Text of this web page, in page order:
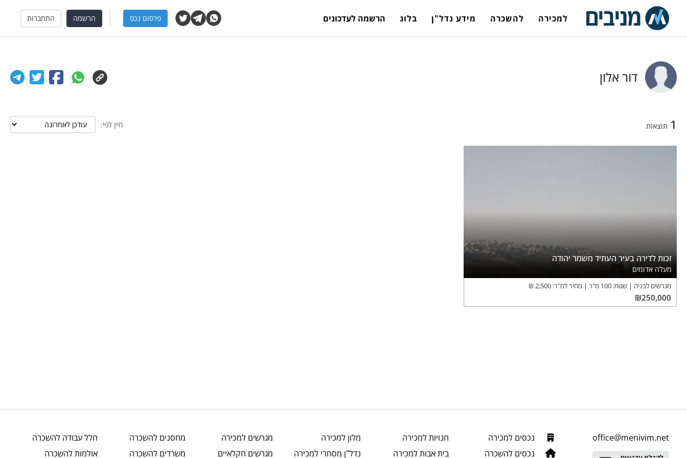
למכירה להשכרה מידע נדל"ן בלוג הרשמה לעדכונים פרסום נכס הרשמה התחברות
דור אלון
1 תוצאות מיין לפי:
זכות לדירה בעיר העתיד משמר יהודה
מעלה אדומים
מגרשים לבניה שטח: 100 מ"ר מחיר למ"ר: 2,500
₪
₪250,000
office@menivim.net
נכסים למכירה
נכסים להשכרה
חנויותלמכירה
בית אבותלמכירה
מלון למכירה
נדל"ן מסחרי למכירה
מגרשים למכירה
מגרשים חקלאיים
מחסנים להשכרה
משרדים להשכרה
חלל עבודה להשכרה
אולמותלהשכרה